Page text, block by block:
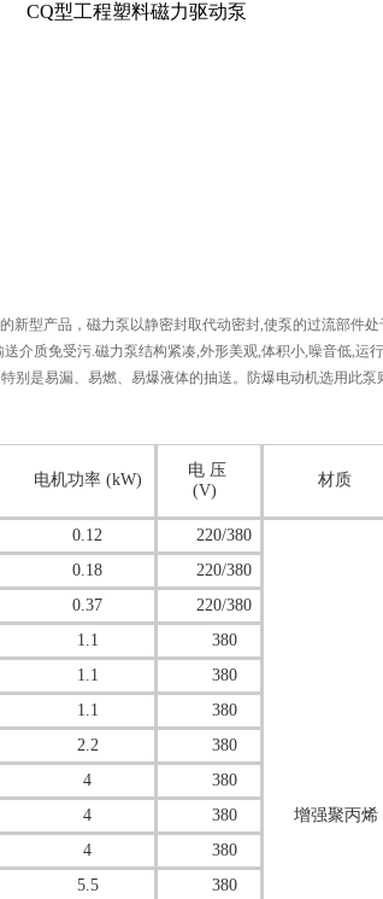
CQ型工程塑料磁力驱动泵
型产品，磁力泵以静密封取代动密封,使泵的过流部件
质免受污.磁力泵结构紧凑,外形美观,体积小,噪音低,
是易漏、易燃、易爆液体的抽送。防爆电动机选用此
电机功率 (kW)
电 压
(V)
材质
0.12 220/380
增强聚丙烯
0.18
220/380
0.37
220/380
1.1
380
1.1
380
1.1
380
2.2
380
4
380
4
380
4
380
5.5 380